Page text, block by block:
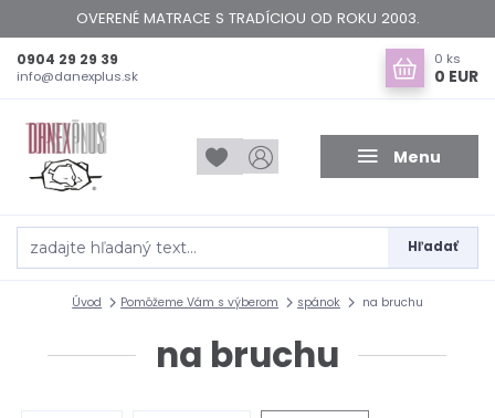
OVERENÉ MATRACE S TRADÍCIOU OD ROKU 2003.
Menu
Hľadať
0904 29 29 39
info@danexplus.sk
0 ks
0 EUR
Úvod Pomôžeme Vám s výberom spánok na bruchu
na bruchu